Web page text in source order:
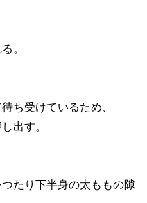
。
ち受けているため、
出す。
たり下半身の太ももの隙